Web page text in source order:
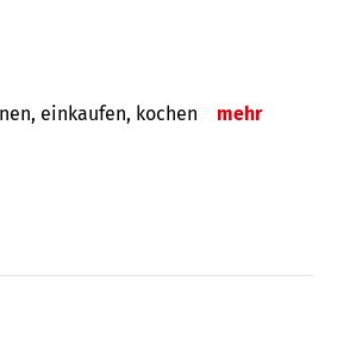
einkaufen, kochen mehr